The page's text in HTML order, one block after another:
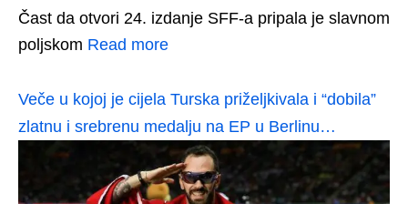
Čast da otvori 24. izdanje SFF-a pripala je slavnom
poljskom Read more
Veče u kojoj je cijela Turska priželjkivala i “dobila”
zlatnu i srebrenu medalju na EP u Berlinu…